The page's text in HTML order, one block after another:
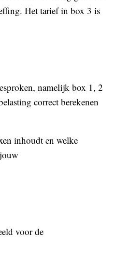
Het tarief in box 3 is
namelijk box 1, 2
correct berekenen
inhoudt en welke
voor de